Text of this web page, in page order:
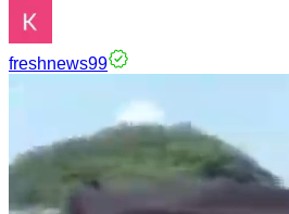
freshnews99